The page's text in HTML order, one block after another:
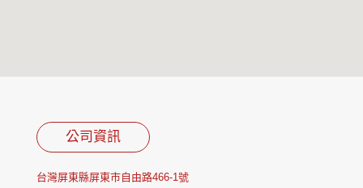
公司資訊
台灣屏東縣屏東市自由路466-1號